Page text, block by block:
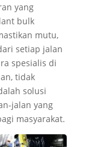
yang
bulk
mutu,
setiap jalan
spesialis di
tidak
solusi
jalan yang
masyarakat.